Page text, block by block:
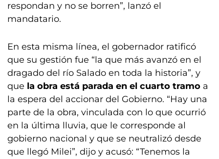
respondan y no se borren”, lanzó el
mandatario.
En esta misma línea, el gobernador ratificó
que su gestión fue “la que más avanzó en el
dragado del río Salado en toda la historia”, y
que la obra está parada en el cuarto tramo a
la espera del accionar del Gobierno. “Hay una
parte de la obra, vinculada con lo que ocurrió
en la última lluvia, que le corresponde al
gobierno nacional y que se neutralizó desde
que llegó Milei”, dijo y acusó: “Tenemos la